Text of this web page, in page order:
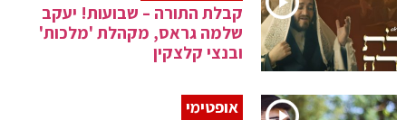
קבלת התורה – שבועות! יעקב
שלמה גראס, מקהלת 'מלכות'
ובנצי קלצקין
אופטימי